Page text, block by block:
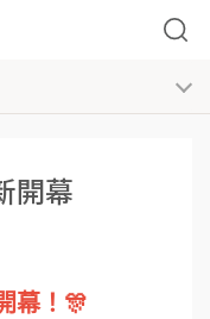
開幕
幕！🎊